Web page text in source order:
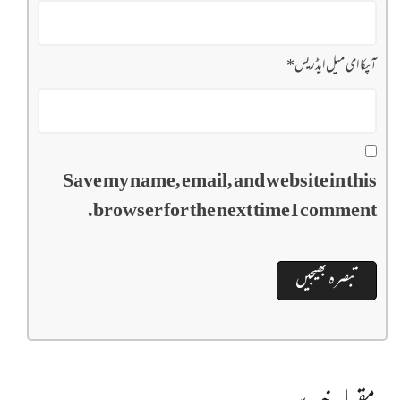
آپکا ای میل ایڈریس*
Save my name, email, and website in this
browser for the next time I comment.